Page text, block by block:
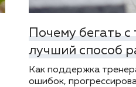
Почему бегать
лучший способ
Как поддержка
ошибок,